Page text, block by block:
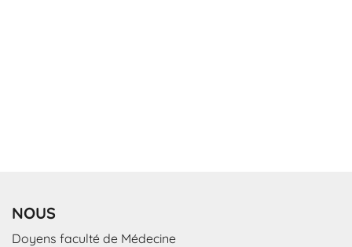
NOUS
Doyens faculté de Médecine